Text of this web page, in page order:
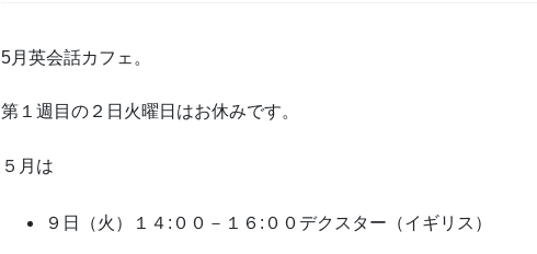
5月英会話カフェ。
第１週目の２日火曜日はお休みです。
５月は
９日（火）１４:００－１６:００デクスター（イギリス）